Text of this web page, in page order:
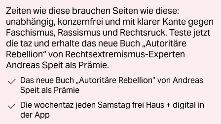
Zeiten wie diese brauchen Seiten wie diese:
unabhängig, konzernfrei und mit klarer Kante gegen
Faschismus, Rassismus und Rechtsruck. Teste jetzt
die taz und erhalte das neue Buch „Autoritäre
Rebellion“ von Rechtsextremismus-Experten
Andreas Speit als Prämie.
Das neue Buch „Autoritäre Rebellion“ von Andreas
Speit als Prämie
Die wochentaz jeden Samstag frei Haus + digital in
der App